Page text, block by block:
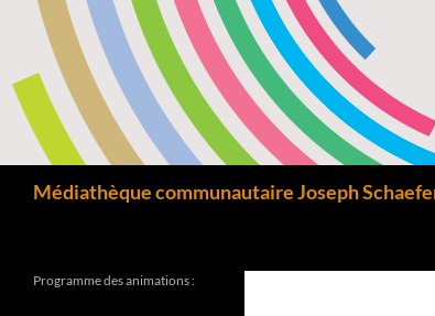
contenu
Médiathèque communautaire Joseph
Programme des animations :